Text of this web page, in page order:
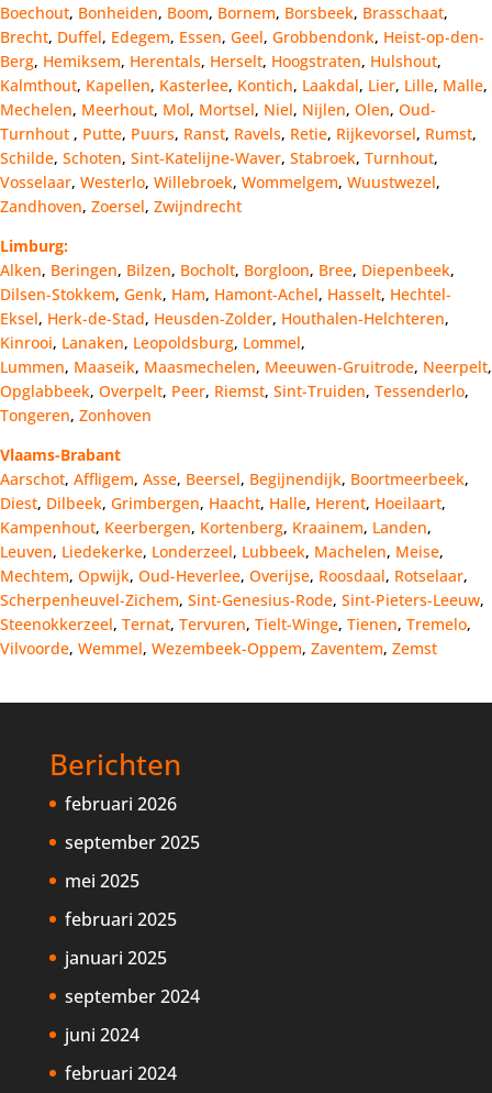
Boechout, Bonheiden, Boom, Bornem, Borsbeek, Brasschaat,
Brecht, Duffel, Edegem, Essen, Geel, Grobbendonk, Heist-op-den-
Berg, Hemiksem, Herentals, Herselt, Hoogstraten, Hulshout,
Kalmthout, Kapellen, Kasterlee, Kontich, Laakdal, Lier, Lille, Malle,
Mechelen, Meerhout, Mol, Mortsel, Niel, Nijlen, Olen, Oud-
Turnhout , Putte, Puurs, Ranst, Ravels, Retie, Rijkevorsel, Rumst,
Schilde, Schoten, Sint-Katelijne-Waver, Stabroek, Turnhout,
Vosselaar, Westerlo, Willebroek, Wommelgem, Wuustwezel,
Zandhoven, Zoersel, Zwijndrecht
Limburg:
Alken, Beringen, Bilzen, Bocholt, Borgloon, Bree, Diepenbeek,
Dilsen-Stokkem, Genk, Ham, Hamont-Achel, Hasselt, Hechtel-
Eksel, Herk-de-Stad, Heusden-Zolder, Houthalen-Helchteren,
Kinrooi, Lanaken, Leopoldsburg, Lommel,
Lummen, Maaseik, Maasmechelen, Meeuwen-Gruitrode, Neerpelt,
Opglabbeek, Overpelt, Peer, Riemst, Sint-Truiden, Tessenderlo,
Tongeren, Zonhoven
Vlaams-Brabant
Aarschot, Affligem, Asse, Beersel, Begijnendijk, Boortmeerbeek,
Diest, Dilbeek, Grimbergen, Haacht, Halle, Herent, Hoeilaart,
Kampenhout, Keerbergen, Kortenberg, Kraainem, Landen,
Leuven, Liedekerke, Londerzeel, Lubbeek, Machelen, Meise,
Mechtem, Opwijk, Oud-Heverlee, Overijse, Roosdaal, Rotselaar,
Scherpenheuvel-Zichem, Sint-Genesius-Rode, Sint-Pieters-Leeuw,
Steenokkerzeel, Ternat, Tervuren, Tielt-Winge, Tienen, Tremelo,
Vilvoorde, Wemmel, Wezembeek-Oppem, Zaventem, Zemst
Berichten
februari 2026
september 2025
mei 2025
februari 2025
januari 2025
september 2024
juni 2024
februari 2024